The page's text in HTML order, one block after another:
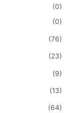
(0)
(0)
(76)
(23)
(9)
(13)
(64)